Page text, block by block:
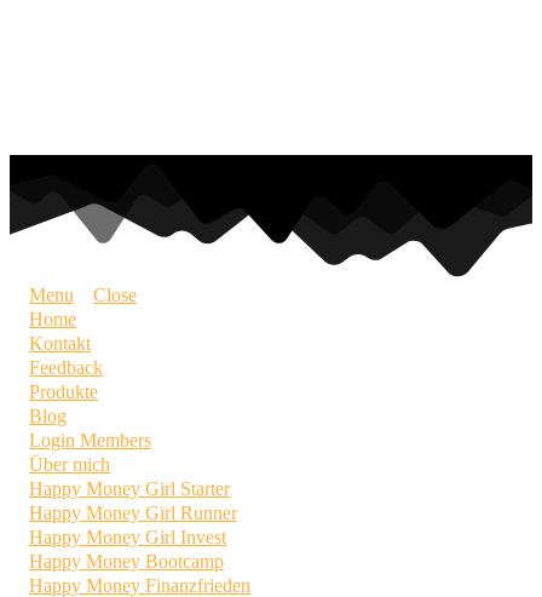
Menu
Close
Home
Kontakt
Feedback
Produkte
Blog
Login Members
Über mich
Happy Money Girl Starter
Happy Money Girl Runner
Happy Money Girl Invest
Happy Money Bootcamp
Happy Money Finanzfrieden